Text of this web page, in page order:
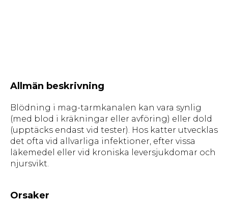
Allmän beskrivning
Blödning i mag-tarmkanalen kan vara synlig
(med blod i kräkningar eller avföring) eller dold
(upptäcks endast vid tester). Hos katter utvecklas
det ofta vid allvarliga infektioner, efter vissa
läkemedel eller vid kroniska leversjukdomar och
njursvikt.
Orsaker